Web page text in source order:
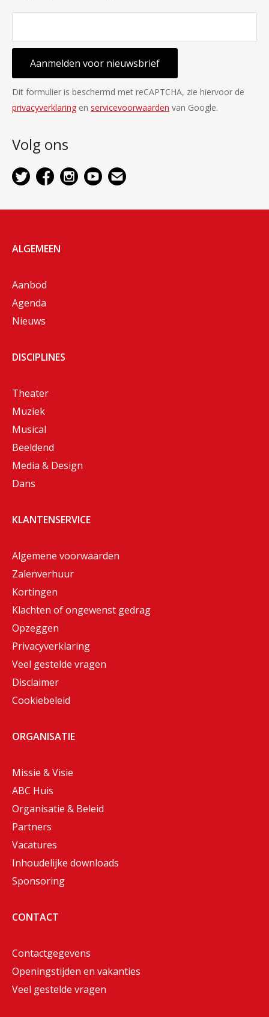
Aanmelden voor nieuwsbrief
Dit formulier is beschermd met reCAPTCHA, zie hiervoor de
privacyverklaring en servicevoorwaarden van Google.
Volg ons
ALGEMEEN
Aanbod
Agenda
Nieuws
DISCIPLINES
Theater
Muziek
Musical
Beeldend
Media & Design
Dans
KLANTENSERVICE
Algemene voorwaarden
Zalenverhuur
Kortingen
Klachten of ongewenst gedrag
Opzeggen
Privacyverklaring
Veel gestelde vragen
Disclaimer
Cookiebeleid
ORGANISATIE
Missie & Visie
ABC Huis
Organisatie & Beleid
Partners
Vacatures
Inhoudelijke downloads
Sponsoring
CONTACT
Contactgegevens
Openingstijden en vakanties
Veel gestelde vragen